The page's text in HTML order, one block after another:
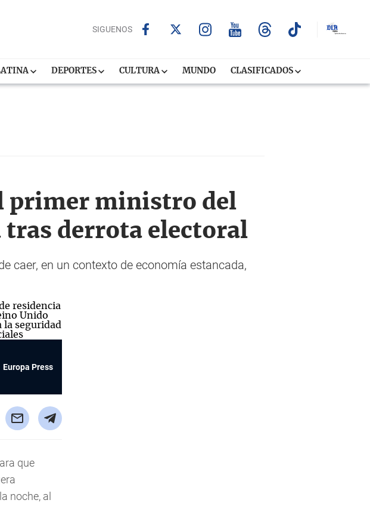
SIGUENOS
DEPORTES CULTURA MUNDO CLASIFICADOS
primer ministro del
tras derrota electoral
caer, en un contexto de economía estancada,
Europa Press
que
noche, al